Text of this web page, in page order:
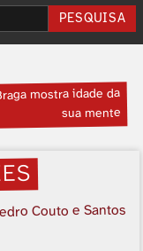
PESQUISA
mostra idade da
sua mente
Couto e Santos